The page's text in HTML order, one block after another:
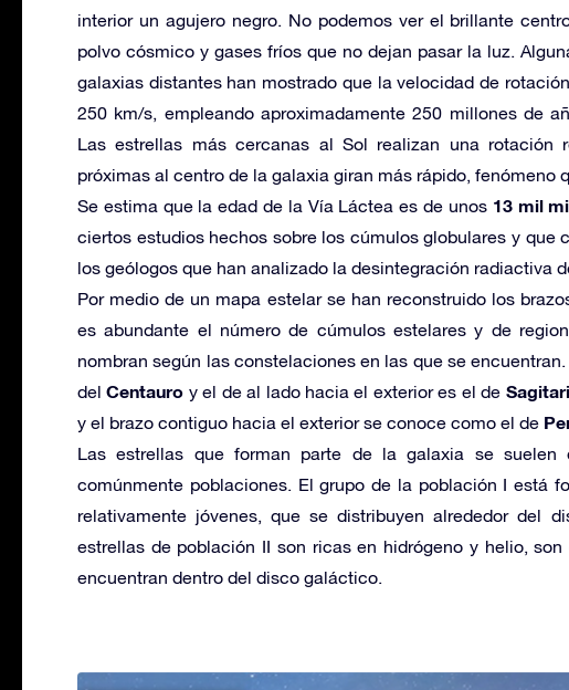
interior un agujero negro. No podemos ver el brillante
polvo cósmico y gases fríos que no dejan pasar la luz.
galaxias distantes han mostrado que la velocidad de
250 km/s, empleando aproximadamente 250 millones de
Las estrellas más cercanas al Sol realizan una rotación
próximas al centro de la galaxia giran más rápido, fenómeno
Se estima que la edad de la Vía Láctea es de unos 13 mil
ciertos estudios hechos sobre los cúmulos globulares y que
los geólogos que han analizado la desintegración radiactiva
Por medio de un mapa estelar se han reconstruido los
es abundante el número de cúmulos estelares y de
nombran según las constelaciones en las que se
delCentauro y el de al lado hacia el exterior es el de
y el brazo contiguo hacia el exterior se conoce como el de
Las estrellas que forman parte de la galaxia se suelen
comúnmente poblaciones. El grupo de la población I está
relativamente jóvenes, que se distribuyen alrededor del
estrellas de población II son ricas en hidrógeno y helio,
encuentran dentro del disco galáctico.